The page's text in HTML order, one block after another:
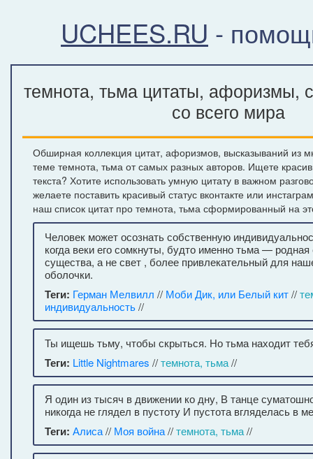
UCHEES.RU -
темнота, тьма цитаты, афоризмы,
со всего мира
Обширная коллекция цитат, афоризмов, высказываний из
теме темнота, тьма от самых разных авторов. Ищете
текста? Хотите использовать умную цитату в важном
желаете поставить красивый статус вконтакте или
наш список цитат про темнота, тьма сформированный на
Человек может осознать собственную
когда веки его сомкнуты, будто именно тьма — родная
существа, а не свет , более привлекательный для
оболочки.
Теги: Герман Мелвилл // Моби Дик, или Белый кит//
индивидуальность//
Ты ищешь тьму, чтобы скрыться. Но тьма находит
Теги: Little Nightmares //темнота, тьма//
Я один из тысяч в движении ко дну, В танце
никогда не глядел в пустоту И пустота вгляделась в
Теги: Алиса// Моя война//темнота, тьма//